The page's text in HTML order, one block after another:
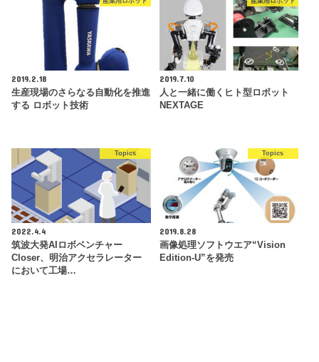
2019.2.18
生産現場のさらなる自動化を推進
する ロボット技術
2019.7.10
人と一緒に働くヒト型ロボット
NEXTAGE
Topics
2022.4.4
筑波大発AIロボベンチャー
Closer、明治アクセラレーター
において工場…
Topics
2019.8.28
画像処理ソフトウエア“Vision
Edition-U”を発売